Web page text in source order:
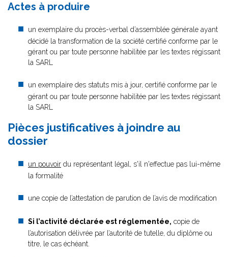
Actes à produire
un exemplaire du procès-verbal d’assemblée générale ayant
décidé la transformation de la société certifié conforme par le
gérant ou par toute personne habilitée par les textes régissant
la SARL
un exemplaire des statuts mis à jour, certifié conforme par le
gérant ou par toute personne habilitée par les textes régissant
la SARL
Pièces justificatives à joindre au
dossier
un pouvoir du représentant légal, s'il n'effectue pas lui-même
la formalité
une copie de l’attestation de parution de l’avis de modification
Si l’activité déclarée est réglementée, copie de
l’autorisation délivrée par l’autorité de tutelle, du diplôme ou
titre, le cas échéant.